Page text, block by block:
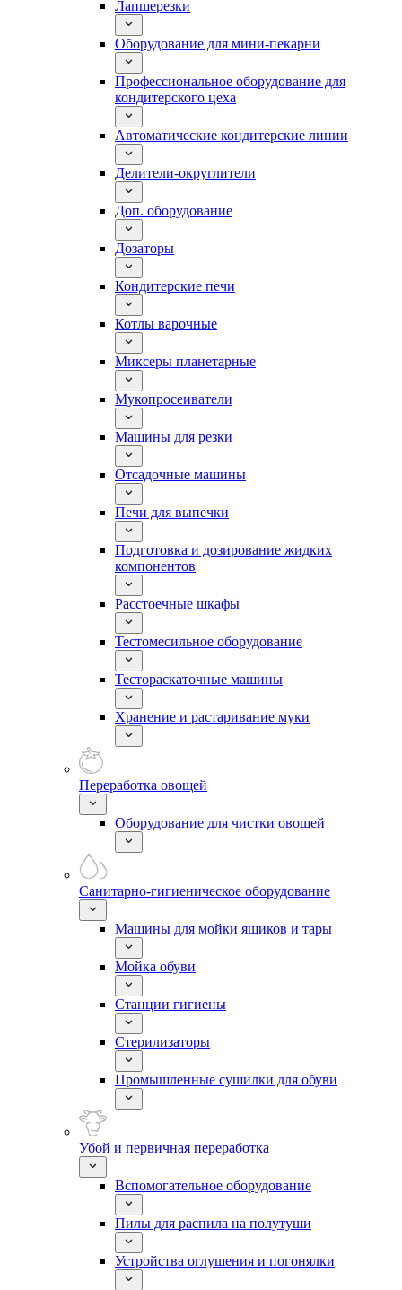
Лапшерезки
Оборудование для мини-пекарни
Профессиональное оборудование для
кондитерского цеха
Автоматические кондитерские линии
Делители-округлители
Доп. оборудование
Дозаторы
Кондитерские печи
Котлы варочные
Миксеры планетарные
Мукопросеиватели
Машины для резки
Отсадочные машины
Печи для выпечки
Подготовка и дозирование жидких
компонентов
Расстоечные шкафы
Тестомесильное оборудование
Тестораскаточные машины
Хранение и растаривание муки
Переработка овощей
Оборудование для чистки овощей
Санитарно-гигиеническое оборудование
Машины для мойки ящиков и тары
Мойка обуви
Станции гигиены
Стерилизаторы
Промышленные сушилки для обуви
Убой и первичная переработка
Вспомогательное оборудование
Пилы для распила на полутуши
Устройства оглушения и погонялки